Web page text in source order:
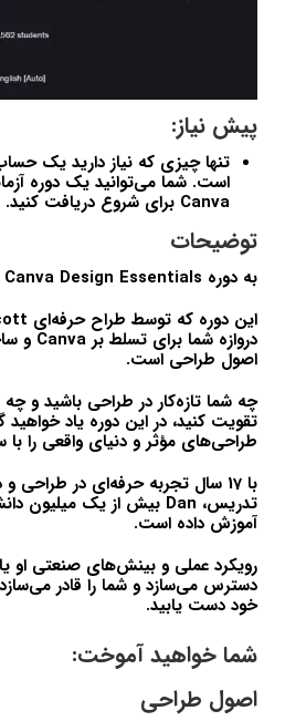
پیش نیاز:
تنها چیزی که نیاز دارید یک
است. شما می‌توانید یک دوره
Canva برای شروع دریافت کنید.
توضیحات
به دوره Canva Design Essentials
این دوره که توسط طراح حرفه‌ای
دروازه شما برای تسلط بر Canva و
اصول طراحی است.
چه شما تازه‌کار در طراحی باشید و
تقویت کنید، در این دوره یاد
طراحی‌های مؤثر و دنیای واقعی را با
با 17 سال تجربه حرفه‌ای در طراحی
تدریس، Dan بیش از یک میلیون
آموزش داده است.
رویکرد عملی و بینش‌های صنعتی او
دسترس می‌سازد و شما را قادر می‌سازد
خود دست یابید.
شما خواهید آموخت:
اصول طراحی